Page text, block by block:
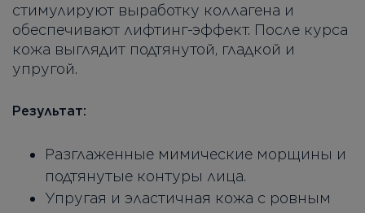
стимулируют выработку коллагена и
обеспечивают лифтинг-эффект. После курса
кожа выглядит подтянутой, гладкой и
упругой.
Результат:
Разглаженные мимические морщины и
подтянутые контуры лица.
Упругая и эластичная кожа с ровным